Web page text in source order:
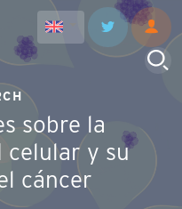
sobre la
celular y su
cáncer